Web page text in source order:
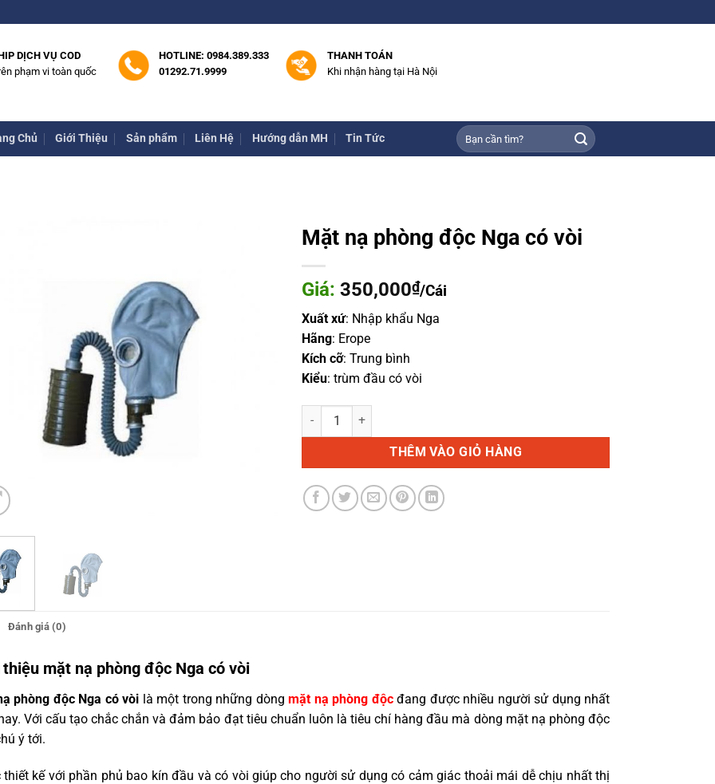
DỊCH VỤ COD
phạm vi toàn quốc
HOTLINE: 0984.389.333
01292.71.9999
THANH TOÁN
Khi nhận hàng tại Hà Nội
Chủ Giới Thiệu Sản phẩm Liên Hệ Hướng dẫn MH Tin Tức
Tìm
kiếm:
Mặt nạ phòng độc Nga có vòi
Giá:350,000₫/Cái
Xuất xứ: Nhập khẩu Nga
Hãng: Erope
Kích cỡ: Trung bình
Kiểu: trùm đầu có vòi
Mặt nạ phòng độc Nga có vòi số lượng
THÊM VÀO GIỎ HÀNG
Đánh giá (0)
thiệu mặt nạ phòng độc Nga có vòi
phòng độc Nga có vòi là một trong những dòngmặt nạ phòng độcđang được nhiều người sử dụng nhất
Với cấu tạo chắc chắn và đảm bảo đạt tiêu chuẩn luôn là tiêu chí hàng đầu mà dòng mặt nạ phòng độc
ý tới.
kế với phần phủ bao kín đầu và có vòi giúp cho người sử dụng có cảm giác thoải mái dễ chịu nhất thị